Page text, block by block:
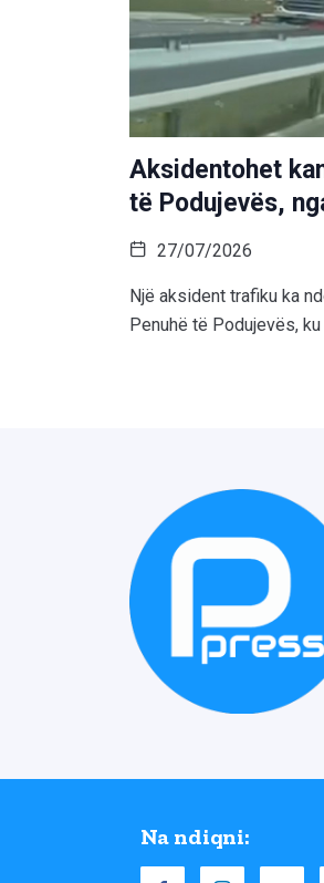
Aksidentohet
të Podujevës,
27/07/2026
Një aksident trafiku ka
Penuhë të Podujevës,
Na ndiqni: